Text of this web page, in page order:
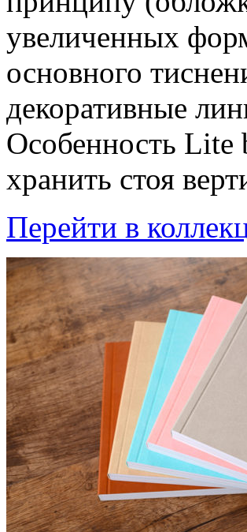
увеличенных
основного
декоративные
Особенность
хранить стоя
Перейти в